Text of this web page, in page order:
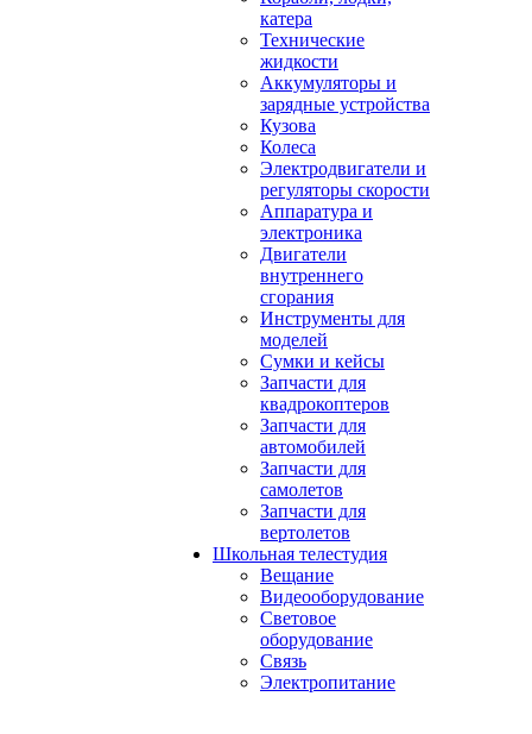
катера
Технические
жидкости
Аккумуляторы и
зарядные устройства
Кузова
Колеса
Электродвигатели и
регуляторы скорости
Аппаратура и
электроника
Двигатели
внутреннего
сгорания
Инструменты для
моделей
Сумки и кейсы
Запчасти для
квадрокоптеров
Запчасти для
автомобилей
Запчасти для
самолетов
Запчасти для
вертолетов
Школьная телестудия
Вещание
Видеооборудование
Световое
оборудование
Связь
Электропитание